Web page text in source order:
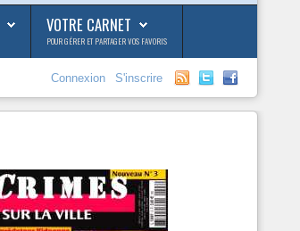
VOTRE CARNET
POUR GÉRER ET PARTAGER VOS FAVORIS
Connexion S'inscrire